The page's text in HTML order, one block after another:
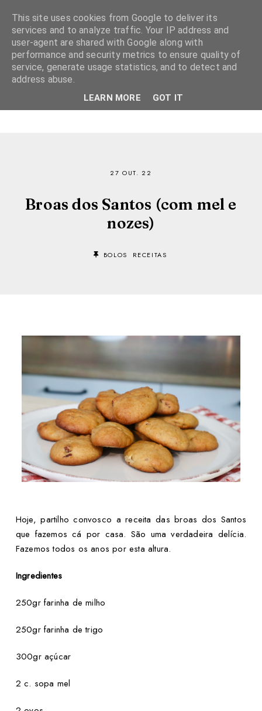
27 OUT. 22
Broas dos Santos (com mel e
nozes)
BOLOS RECEITAS
Hoje, partilho convosco a receita das broas dos Santos
que fazemos cá por casa. São uma verdadeira delícia.
Fazemos todos os anos por esta altura.
Ingredientes
250gr farinha de milho
250gr farinha de trigo
300gr açúcar
2 c. sopa mel
This site uses cookies from Google to deliver its
services and to analyze traffic. Your IP address and
user-agent are shared with Google along with
performance and security metrics to ensure quality of
service, generate usage statistics, and to detect and
address abuse.
LEARN MORE GOT IT